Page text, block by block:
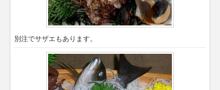
別注でサザエもあります。